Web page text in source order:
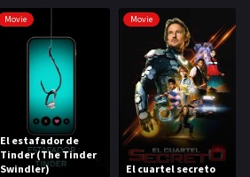
Movie
El estafador de
Tinder (The Tinder
Swindler)
Movie
El cuartel secreto